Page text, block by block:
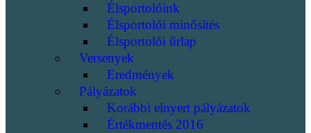
Élsportolóink
Élsportolói minősítés
Élsportolói űrlap
Versenyek
Eredmények
Pályázatok
Korábbi elnyert pályázatok
Értékmentés 2016